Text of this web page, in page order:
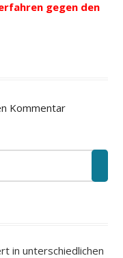
gegen den
Kommentar
in unterschiedlichen